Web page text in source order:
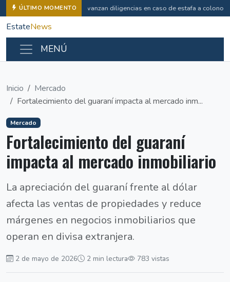
ÚLTIMO MOMENTO Avanzan diligencias en caso de estafa a
EstateNews
MENÚ
Inicio
Mercado
Fortalecimiento del guaraní impacta al mercado inm...
Mercado
Fortalecimiento del guaraní
impacta al mercado inmobiliario
La apreciación del guaraní frente al dólar
afecta las ventas de propiedades y reduce
márgenes en negocios inmobiliarios que
operan en divisa extranjera.
2 de mayo de 2026 2 min lectura 783 vistas